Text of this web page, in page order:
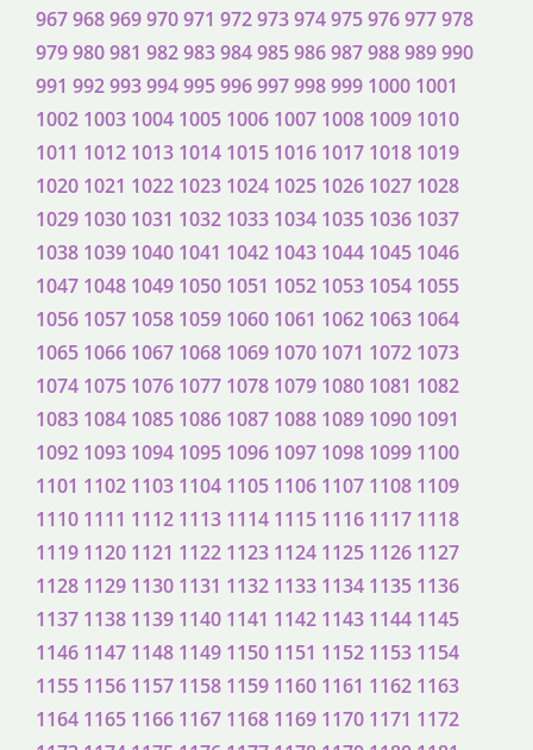
967968969970971 972973974975976977978
979980981 982983984985986987988989990
991 992993994995996997998999 1000 1001
1002 1003 1004 1005 1006 1007 1008 1009 1010
1011 1012 1013 1014 1015 1016 1017 1018 1019
1020 1021 1022 1023 1024 1025 1026 1027 1028
1029 1030 1031 1032 1033 1034 1035 1036 1037
1038 1039 1040 1041 1042 1043 1044 1045 1046
1047 1048 1049 1050 1051 1052 1053 1054 1055
1056 1057 1058 1059 1060 1061 1062 1063 1064
1065 1066 1067 1068 1069 1070 1071 1072 1073
1074 1075 1076 1077 1078 1079 1080 1081 1082
1083 1084 1085 1086 1087 1088 1089 1090 1091
1092 1093 1094 1095 1096 1097 1098 1099 1100
1101 1102 1103 1104 1105 1106 1107 1108 1109
1110 1111 1112 1113 1114 1115 1116 1117 1118
1119 1120 1121 1122 1123 1124 1125 1126 1127
1128 1129 1130 1131 1132 1133 1134 1135 1136
1137 1138 1139 1140 1141 1142 1143 1144 1145
1146 1147 1148 1149 1150 1151 1152 1153 1154
1155 1156 1157 1158 1159 1160 1161 1162 1163
1164 1165 1166 1167 1168 1169 1170 1171 1172